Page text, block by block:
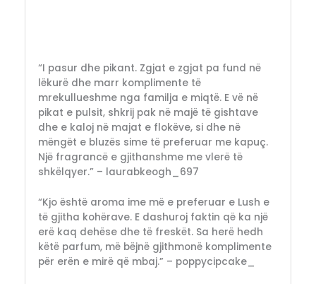
“I pasur dhe pikant. Zgjat e zgjat pa fund në
lëkurë dhe marr komplimente të
mrekullueshme nga familja e miqtë. E vë në
pikat e pulsit, shkrij pak në majë të gishtave
dhe e kaloj në majat e flokëve, si dhe në
mëngët e bluzës sime të preferuar me kapuç.
Një fragrancë e gjithanshme me vlerë të
shkëlqyer.” – laurabkeogh_697
“Kjo është aroma ime më e preferuar e Lush e
të gjitha kohërave. E dashuroj faktin që ka një
erë kaq dehëse dhe të freskët. Sa herë hedh
këtë parfum, më bëjnë gjithmonë komplimente
për erën e mirë që mbaj.” – poppycipcake_